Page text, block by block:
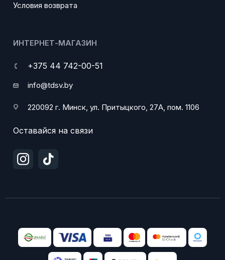
Условия возврата
ИНТЕРНЕТ-МАГАЗИН
+375 44 742-00-51
info@tdsv.by
220092 г. Минск, ул. Притыцкого, 27А, пом. 1106
Оставайся на связи